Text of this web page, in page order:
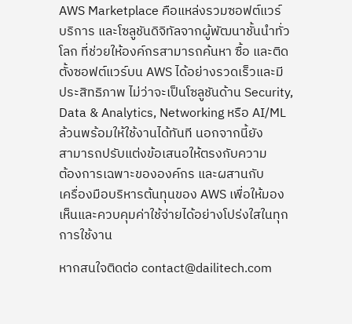
AWS Marketplace คือแหล่งรวมซอฟต์แวร์
บริการ และโซลูชันดิจิทัลจากผู้พัฒนาชั้นนำทั่ว
โลก ที่ช่วยให้องค์กรสามารถค้นหา ซื้อ และติด
ตั้งซอฟต์แวร์บน AWS ได้อย่างรวดเร็วและมี
ประสิทธิภาพ ไม่ว่าจะเป็นโซลูชันด้าน Security,
Data & Analytics, Networking หรือ AI/ML
ล้วนพร้อมให้ใช้งานได้ทันที นอกจากนี้ยัง
สามารถปรับแต่งข้อเสนอให้ตรงกับความ
ต้องการเฉพาะขององค์กร และผสานกับ
เครื่องมือบริหารต้นทุนของ AWS เพื่อให้มอง
เห็นและควบคุมค่าใช้จ่ายได้อย่างโปร่งใสในทุก
การใช้งาน
หากสนใจติดต่อ contact@dailitech.com